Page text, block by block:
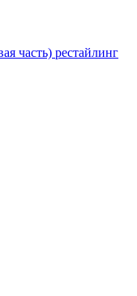
часть) рестайлинг